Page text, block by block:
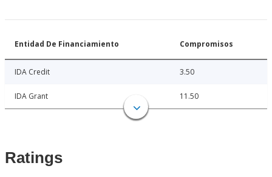
Entidad De Financiamiento Compromisos
IDA Credit 3.50
IDA Grant 11.50
Ratings